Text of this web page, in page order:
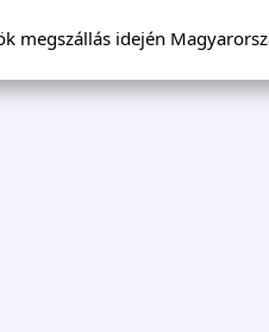
megszállás idején